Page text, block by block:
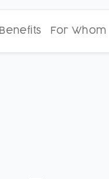
Benefits For Whom